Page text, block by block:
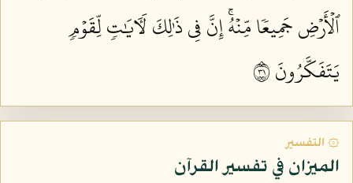
ٱلۡأَرۡضِ جَمِيعٗا مِّنۡهُۚ إِنَّ فِي ذَٰلِكَ لَأٓيَٰتٖ لِّقَوۡمٖ
يَتَفَكَّرُونَ ١٣
۞ التفسير
الميزان في تفسير القرآن